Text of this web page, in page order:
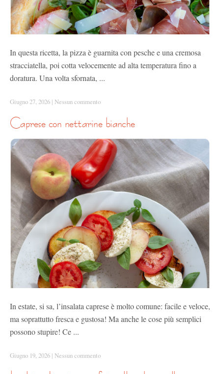
In questa ricetta, la pizza è guarnita con pesche e una cremosa
stracciatella, poi cotta velocemente ad alta temperatura fino a
doratura. Una volta sfornata, ...
Giugno 27, 2026 | Nessun commento
caprese con nettarine bianche
In estate, si sa, l’insalata caprese è molto comune: facile e veloce,
ma soprattutto fresca e gustosa! Ma anche le cose più semplici
possono stupire! Ce ...
Giugno 19, 2026 | Nessun commento